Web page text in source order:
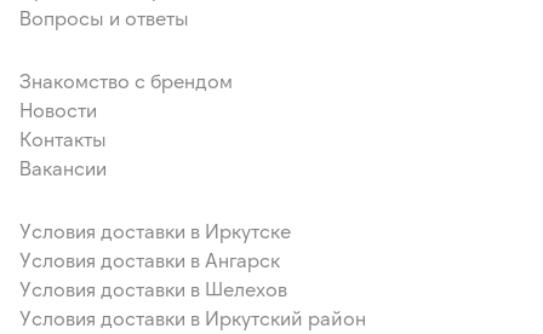
Вопросы и ответы
Знакомство с брендом
Новости
Контакты
Вакансии
Условия доставки в Иркутске
Условия доставки в Ангарск
Условия доставки в Шелехов
Условия доставки в Иркутский район